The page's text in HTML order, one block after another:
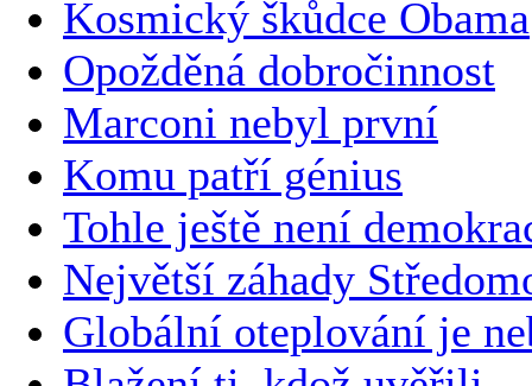
Kosmický škůdce Obama
Opožděná dobročinnost
Marconi nebyl první
Komu patří génius
Tohle ještě není
Největší záhady
Globální oteplování je